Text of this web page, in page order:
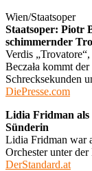
Wien/Staatsoper
Staatsoper: Piotr
schimmernder
Verdis
Beczała kommt
Schrecksekunden
DiePresse.com
Lidia Fridman als
Sünderin
Lidia Fridman war
Orchester unter
DerStandard.at